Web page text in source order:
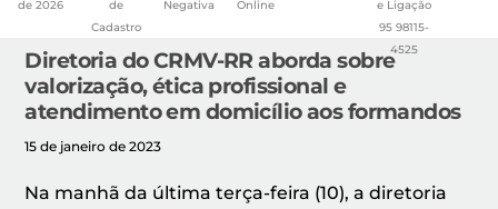
de 2026
de
Cadastro
Negativa
Online
e Ligação
95 98115-
4525
Diretoria do CRMV-RR aborda sobre
valorização, ética profissional e
atendimento em domicílio aos formandos
15 de janeiro de 2023
Na manhã da última terça-feira (10), a diretoria